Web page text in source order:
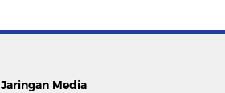
Jaringan Media